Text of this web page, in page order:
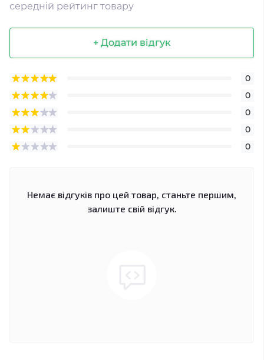
середній рейтинг товару
+ Додати відгук
0
0
0
0
0
Немає відгуків про цей товар, станьте першим,
залиште свій відгук.